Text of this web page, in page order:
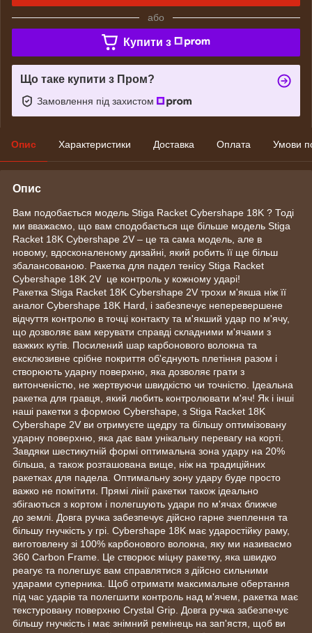
або
Купити з
Що таке купити з Пром?
Замовлення під захистом
Опис Характеристики Доставка Оплата Умови
Опис
Вам подобається модель Stiga Racket Cybershape 18K ? Тоді
ми вважаємо, що вам сподобається ще більше модель Stiga
Racket 18K Cybershape 2V – це та сама модель, але в
новому, вдосконаленому дизайні, який робить її ще більш
збалансованою. Ракетка для падел тенісу Stiga Racket
Cybershape 18K 2V це контроль у кожному ударі!
Ракетка Stiga Racket 18K Cybershape 2V трохи м'якша ніж її
аналог Cybershape 18K Hard, і забезпечує неперевершене
відчуття контролю в точці контакту та м'якший удар по м'ячу,
що дозволяє вам керувати справді складними м'ячами з
важких кутів. Посилений шар карбонового волокна та
ексклюзивне срібне покриття об'єднують плетіння разом і
створюють ударну поверхню, яка дозволяє грати з
витонченістю, не жертвуючи швидкістю чи точністю. Ідеальна
ракетка для гравця, який любить контролювати м'яч! Як і інші
наші ракетки з формою Cybershape, з Stiga Racket 18K
Cybershape 2V ви отримуєте щедру та більшу оптимізовану
ударну поверхню, яка дає вам унікальну перевагу на корті.
Завдяки шестикутній формі оптимальна зона удару на 20%
більша, а також розташована вище, ніж на традиційних
ракетках для падела. Оптимальну зону удару буде просто
важко не помітити. Прямі лінії ракетки також ідеально
збігаються з кортом і полегшують удари по м'ячах ближче
до землі. Довга ручка забезпечує дійсно гарне зчеплення та
більшу гнучкість у грі. Cybershape 18K має ударостійку раму,
виготовлену зі 100% карбонового волокна, яку ми називаємо
360 Carbon Frame. Це створює міцну ракетку, яка швидко
реагує та полегшує вам справлятися з дійсно сильними
ударами суперника. Щоб отримати максимальне обертання
під час ударів та полегшити контроль над м'ячем, ракетка має
текстуровану поверхню Crystal Grip. Довга ручка забезпечує
більшу гнучкість і має знімний ремінець на зап'ястя, щоб ви